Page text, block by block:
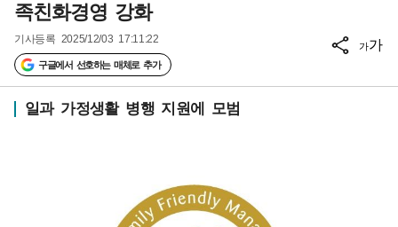
족친화경영 강화
기사등록 2025/12/03 17:11:22
구글에서 선호하는 매체로 추가
가가
일과 가정생활 병행 지원에 모범